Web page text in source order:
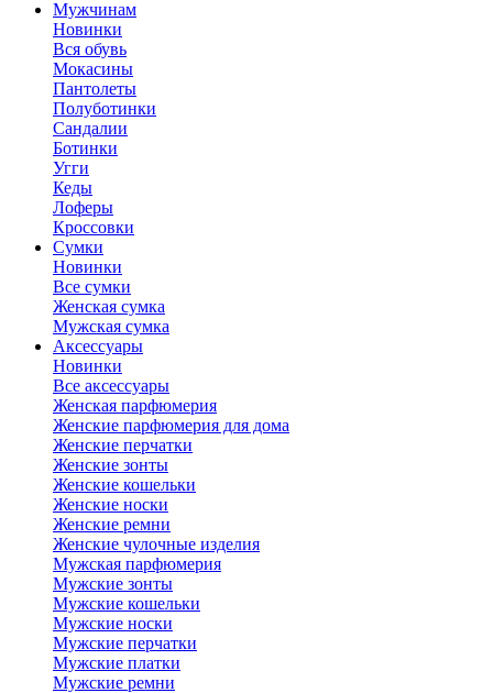
Мужчинам
Новинки
Вся обувь
Мокасины
Пантолеты
Полуботинки
Сандалии
Ботинки
Угги
Кеды
Лоферы
Кроссовки
Сумки
Новинки
Все сумки
Женская сумка
Мужская сумка
Аксессуары
Новинки
Все аксессуары
Женская парфюмерия
Женские парфюмерия для дома
Женские перчатки
Женские зонты
Женские кошельки
Женские носки
Женские ремни
Женские чулочные изделия
Мужская парфюмерия
Мужские зонты
Мужские кошельки
Мужские носки
Мужские перчатки
Мужские платки
Мужские ремни